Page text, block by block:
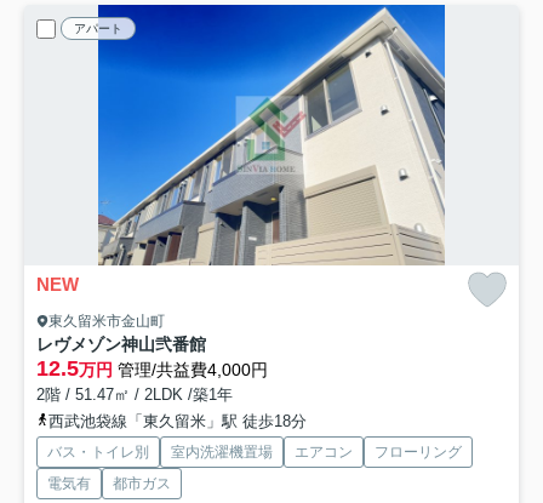
アパート
NEW
東久留米市金山町
レヴメゾン神山弐番館
12.5万円 管理/共益費4,000円
2階 / 51.47㎡ / 2LDK /築1年
西武池袋線「東久留米」駅 徒歩18分
バス・トイレ別 室内洗濯機置場 エアコン
フローリング
電気有
都市ガス